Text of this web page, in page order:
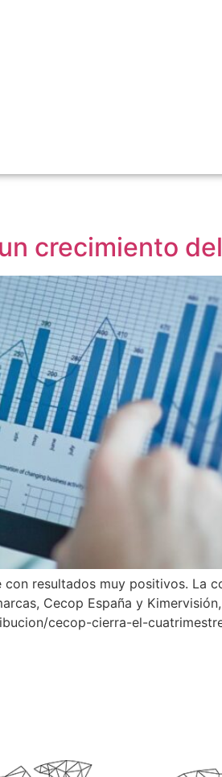
crecimiento
resultados muy positivos. La
Cecop España y
cecop-cierra-el-